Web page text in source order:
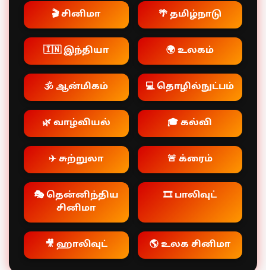
🎬 சினிமா 🌴 தமிழ்நாடு
🇮🇳 இந்தியா 🌍 உலகம்
🕉️ ஆன்மிகம் 💻 தொழில்நுட்பம்
🌿 வாழ்வியல் 🎓 கல்வி
✈️ சுற்றுலா 🚨 க்ரைம்
🎭 தென்னிந்திய
சினிமா
🎞️ பாலிவுட்
🎥 ஹாலிவுட் 🌎 உலக சினிமா